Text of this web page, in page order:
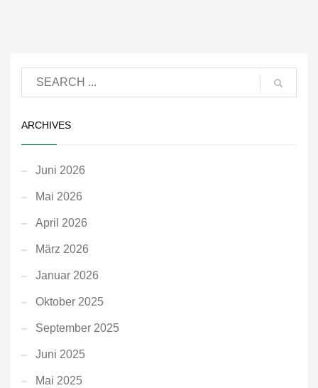
ARCHIVES
Juni 2026
Mai 2026
April 2026
März 2026
Januar 2026
Oktober 2025
September 2025
Juni 2025
Mai 2025